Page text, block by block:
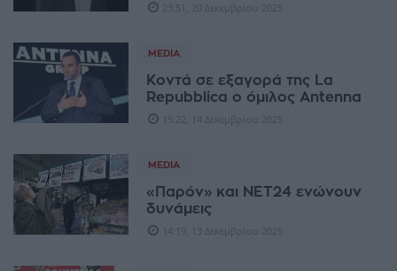
23:51, 20 Δεκεμβρίου 2025
MEDIA
Κοντά σε εξαγορά της La
Repubblica ο όμιλος Αntenna
15:22, 14 Δεκεμβρίου 2025
MEDIA
«Παρόν» και ΝΕΤ24 ενώνουν
δυνάμεις
14:19, 13 Δεκεμβρίου 2025